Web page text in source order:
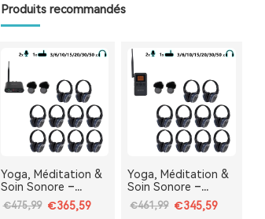
Produits recommandés
Yoga, Méditation &
Soin Sonore –
Système Audio
Silencieux de Bureau
€475,99 €365,59
Yoga, Méditation &
Soin Sonore –
Casque Silencieux
Portable TA003P
€461,99 €345,59